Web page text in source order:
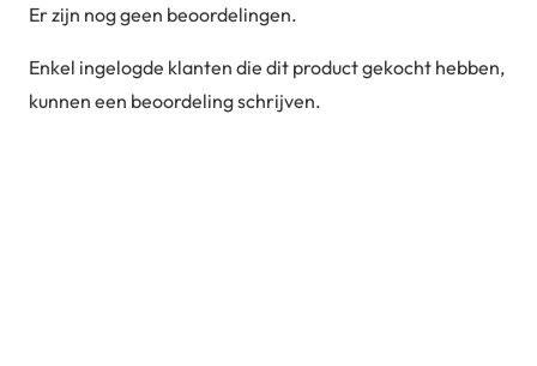
Er zijn nog geen beoordelingen.
Enkel ingelogde klanten die dit product gekocht hebben,
kunnen een beoordeling schrijven.